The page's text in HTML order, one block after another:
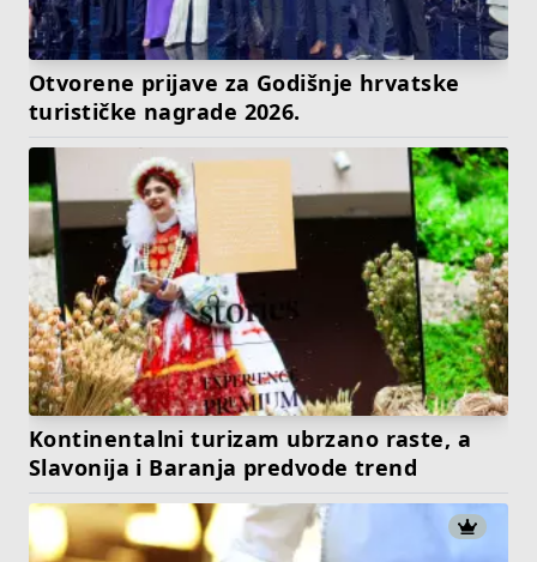
Otvorene prijave za Godišnje hrvatske
turističke nagrade 2026.
Kontinentalni turizam ubrzano raste, a
Slavonija i Baranja predvode trend